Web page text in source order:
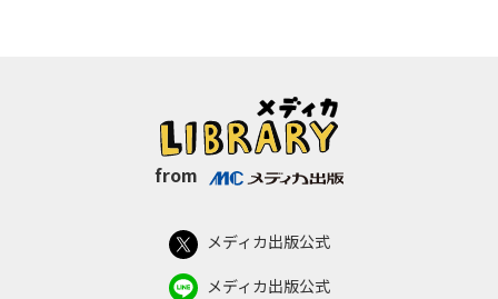
from
メディカ出版公式
メディカ出版公式